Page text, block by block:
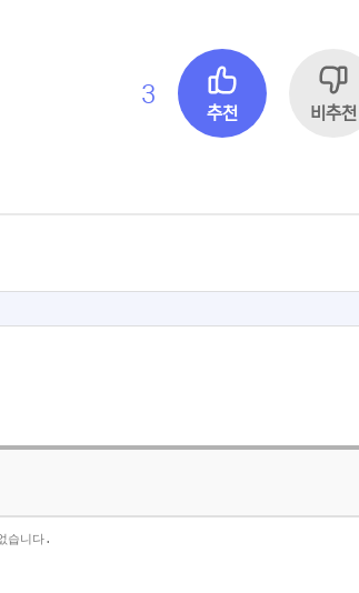
3
추천 비추천